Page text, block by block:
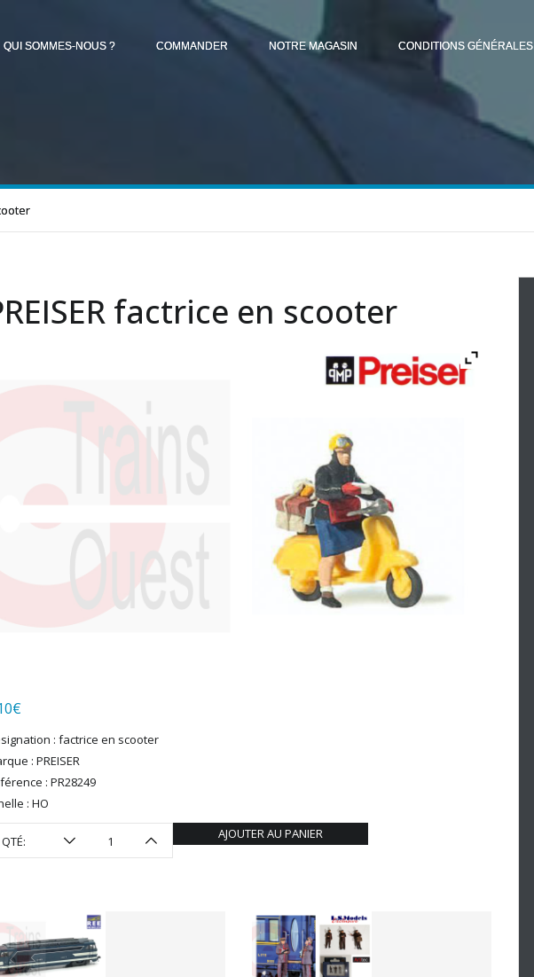
QUI SOMMES-NOUS ? COMMANDER NOTRE MAGASIN CONDITIONS GÉNÉRALES
factrice en scooter
€
: factrice en scooter
: PREISER
: PR28249
: HO
QTÉ: AJOUTER AU PANIER